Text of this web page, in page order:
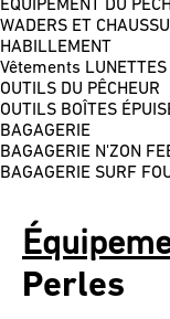
EQUIPEMENT DU
WADERS ET
HABILLEMENT
Vêtements LUNETTES
OUTILS DU PÊCHEUR
OUTILS BOÎTES
BAGAGERIE
BAGAGERIE N'ZON
BAGAGERIE SURF
Perles